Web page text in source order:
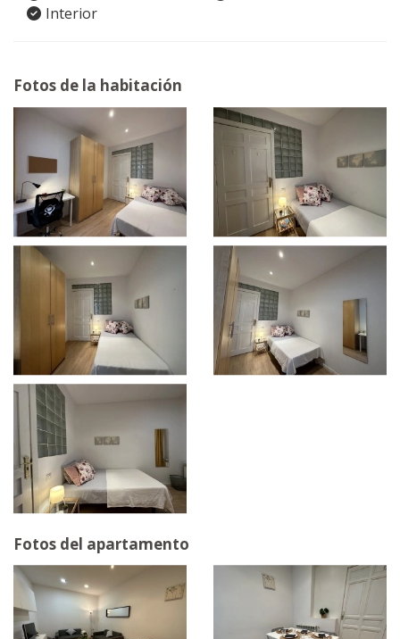
Interior
Fotos de la habitación
Fotos del apartamento